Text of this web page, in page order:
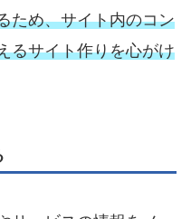
ため、サイト内のコン
るサイト作りを心がけ